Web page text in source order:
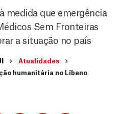
medida que emergência
Sem Fronteiras
a situação no país
Atualidades
humanitária no Líbano